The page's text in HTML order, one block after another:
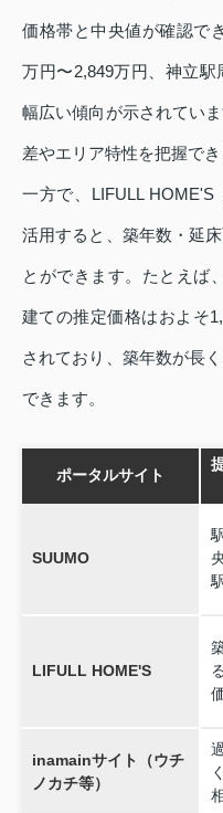
価格帯と中央値が確認で
万円〜2,849万円、神立駅
幅広い傾向が示されてい
差やエリア特性を把握でき
一方で、LIFULL
活用すると、築年数・延
とができます。たとえば
建ての推定価格はおよそ
されており、築年数が長
できます。
ポータルサイト
SUUMO
LIFULL HOME'S
inamainサイト（ウチ
ノカチ等）